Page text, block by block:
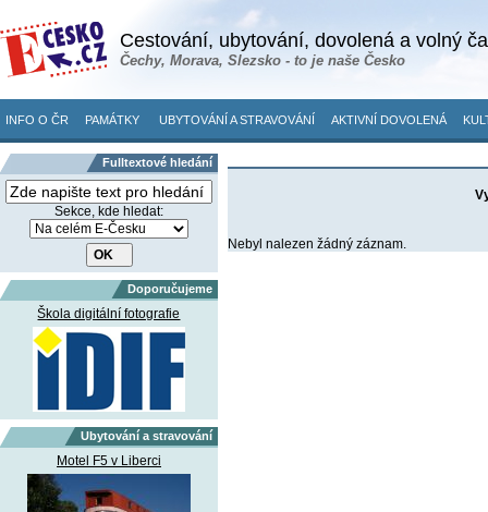
Cestování, ubytování, dovolená a volný
Čechy, Morava, Slezsko - to je naše Česko
INFO O ČR PAMÁTKY UBYTOVÁNÍ A STRAVOVÁNÍ AKTIVNÍ DOVOLENÁ
Fulltextové hledání
Sekce, kde hledat:
Doporučujeme
Škola digitální fotografie
Ubytování a stravování
Motel F5 v Liberci
Nebyl nalezen žádný záznam.